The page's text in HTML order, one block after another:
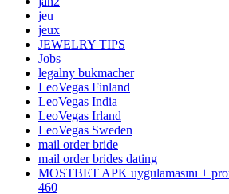
jeu
jeux
JEWELRY TIPS
Jobs
legalny bukmacher
LeoVegas Finland
LeoVegas India
LeoVegas Irland
LeoVegas Sweden
mail order bride
mail order brides dating
MOSTBET APK uygulamasını +
460